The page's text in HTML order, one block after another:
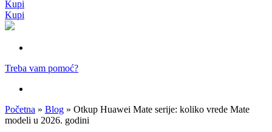
Kupi
Kupi
Treba vam pomoć?
Početna » Blog » Otkup Huawei Mate serije: koliko vrede Mate
modeli u 2026. godini